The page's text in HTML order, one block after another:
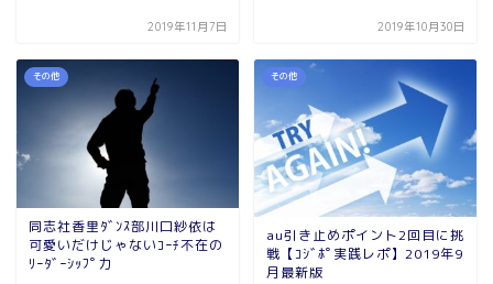
2019年11月7日 2019年10月30日
その他
同志社香里ﾀﾞﾝｽ部川口紗依は
可愛いだけじゃないｺｰﾁ不在の
ﾘｰﾀﾞｰｼｯﾌﾟ力
その他
au引き止めポイント2回目に挑
戦【ｺｼﾞﾎﾟ実践レポ】2019年9
月最新版